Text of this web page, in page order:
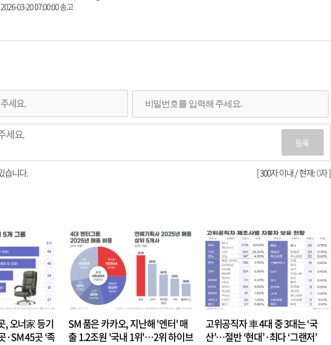
03-20 07:00:00 송고
등록
[ 300자 이내 / 현재:0자 ]
습니다.
, 오너家 등기
45곳 ‘족
SM 품은 카카오, 지난해 '엔터' 매
출 1.2조원 '국내 1위'…2위 하이브
고위공직자 車 4대 중 3대는 ‘국
산’…절반 ‘현대’·최다 ‘그랜저’